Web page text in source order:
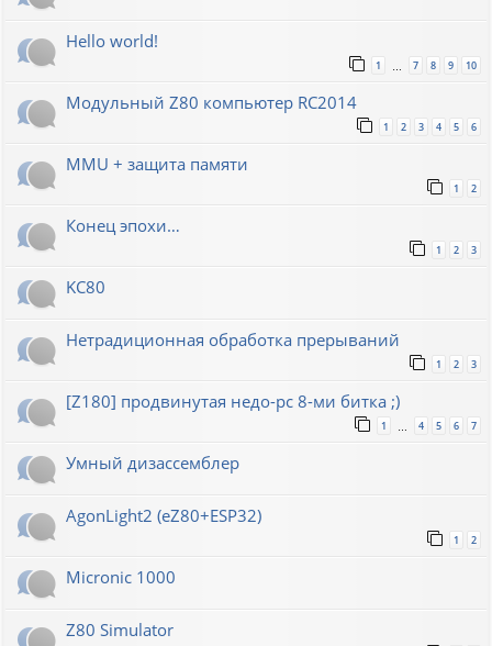
Hello world!
1 7 8 9 10
Модульный Z80 компьютер RC2014
1 2 3 4 5 6
MMU + защита памяти
1 2
Конец эпохи…
1 2 3
KC80
Нетрадиционная обработка прерываний
1 2 3
[Z180] продвинутая недо-pc 8-ми битка ;)
1 … 4 5 6 7
Умный дизассемблер
AgonLight2 (eZ80+ESP32)
1 2
Micronic 1000
Z80 Simulator